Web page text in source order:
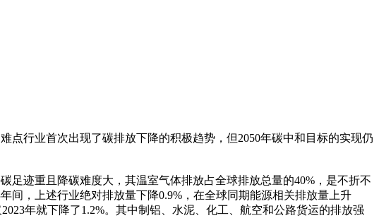
点行业首次出现了碳排放下降的积极趋势，但2050年碳中和目标的实现仍
足迹重且降碳难度大，其温室气体排放占全球排放总量的40%，是不折不
间，上述行业绝对排放量下降0.9%，在全球同期能源相关排放量上升
年就下降了1.2%。其中制铝、水泥、化工、航空和公路货运的排放强